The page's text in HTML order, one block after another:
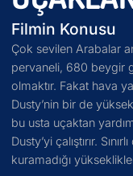
Filmin Konusu
Çok sevilen Arabalar
pervaneli, 680 beygir
olmaktır. Fakat hava
Dusty’nin bir de
bu usta uçaktan
Dusty’yi çalıştırır.
kuramadığı